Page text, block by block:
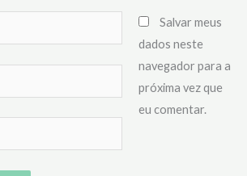
Salvar meus
dados neste
navegador para a
próxima vez que
eu comentar.